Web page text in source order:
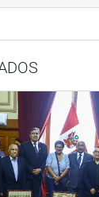
Vicente
Alberto
Aprista.